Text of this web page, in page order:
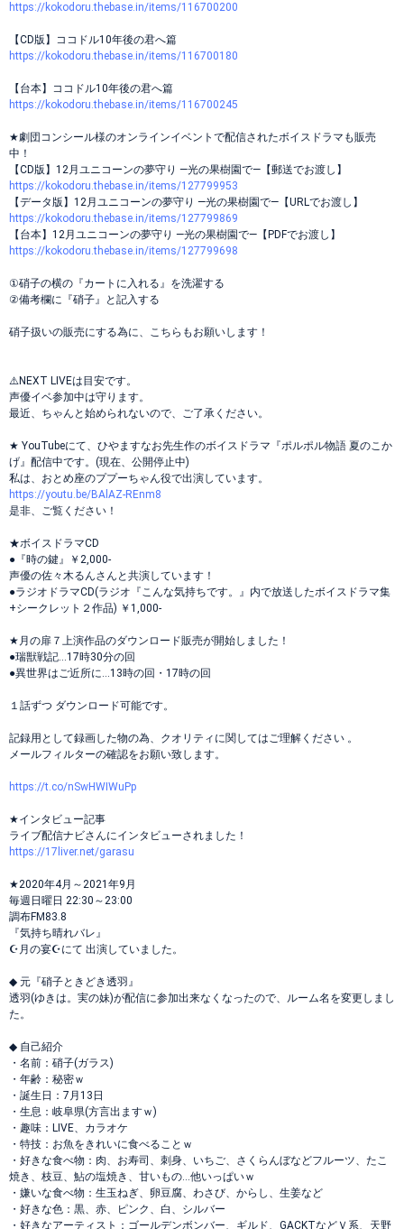
https://kokodoru.thebase.in/items/116700200
【CD版】ココドル10年後の君へ篇
https://kokodoru.thebase.in/items/116700180
【台本】ココドル10年後の君へ篇
https://kokodoru.thebase.in/items/116700245
★劇団コンシール様のオンラインイベントで配信されたボイスドラマも販売
中！
【CD版】12月ユニコーンの夢守り ―光の果樹園で―【郵送でお渡し】
https://kokodoru.thebase.in/items/127799953
【データ版】12月ユニコーンの夢守り ―光の果樹園で―【URLでお渡し】
https://kokodoru.thebase.in/items/127799869
【台本】12月ユニコーンの夢守り ―光の果樹園で―【PDFでお渡し】
https://kokodoru.thebase.in/items/127799698
①硝子の横の『カートに入れる』を洗濯する
②備考欄に『硝子』と記入する
硝子扱いの販売にする為に、こちらもお願いします！
⚠️NEXT LIVEは目安です。
声優イベ参加中は守ります。
最近、ちゃんと始められないので、ご了承ください。
★ YouTubeにて、ひやますなお先生作のボイスドラマ『ポルポル物語 夏のこか
げ』配信中です。(現在、公開停止中)
私は、おとめ座のププーちゃん役で出演しています。
https://youtu.be/BAlAZ-REnm8
是非、ご覧ください！
★ボイスドラマCD
●『時の鍵』￥2,000-
声優の佐々木るんさんと共演しています！
●ラジオドラマCD(ラジオ『こんな気持ちです。』内で放送したボイスドラマ集
+シークレット２作品) ￥1,000-
★月の扉７上演作品のダウンロード販売が開始しました！
●瑞獣戦記…17時30分の回
●異世界はご近所に…13時の回・17時の回
１話ずつ ダウンロード可能です。
️記録用として録画した物の為、クオリティに関してはご理解ください ️。
メールフィルターの確認をお願い致します。
https://t.co/nSwHWIWuPp
★インタビュー記事
ライブ配信ナビさんにインタビューされました！
https://17liver.net/garasu
★2020年4月～2021年9月
毎週日曜日 22:30～23:00
調布FM83.8
『気持ち晴れバレ』
☪月の宴☪にて 出演していました。
◆ 元『硝子ときどき透羽』
透羽(ゆきは。実の妹)が配信に参加出来なくなったので、ルーム名を変更しまし
た。
◆ 自己紹介
・名前：硝子(ガラス)
・年齢：秘密ｗ
・誕生日：7月13日
・生息：岐阜県(方言出ますｗ)
・趣味：LIVE、カラオケ
・特技：お魚をきれいに食べることｗ
・好きな食べ物：肉、お寿司、刺身、いちご、さくらんぼなどフルーツ、たこ
焼き、枝豆、鮎の塩焼き、甘いもの…他いっぱいｗ
・嫌いな食べ物：生玉ねぎ、卵豆腐、わさび、からし、生姜など
・好きな色：黒、赤、ピンク、白、シルバー
・好きなアーティスト：ゴールデンボンバー、ギルド、GACKTなどＶ系、天野